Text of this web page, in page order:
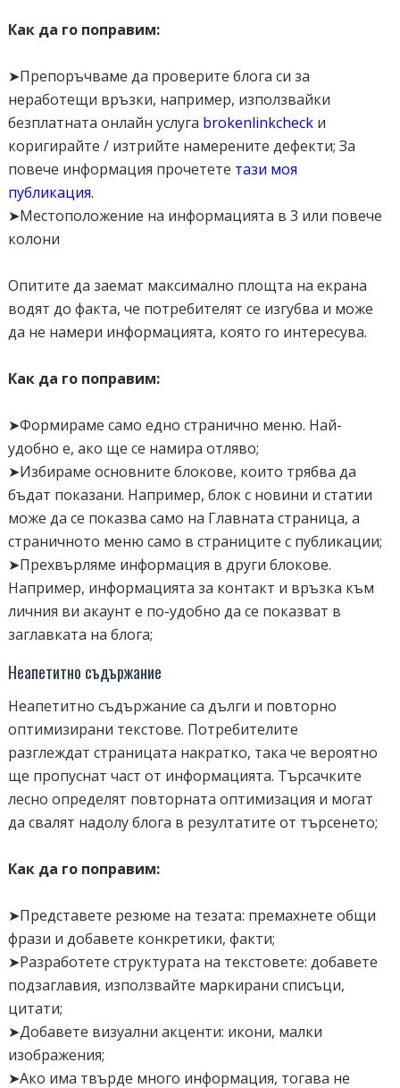
Как да го поправим:
➤Препоръчваме да проверите блога си за
неработещи връзки, например, използвайки
безплатната онлайн услуга brokenlinkcheckи
коригирайте / изтрийте намерените дефекти; За
повече информация прочетете тази моя
публикация.
➤Местоположение на информацията в 3 или повече
колони
Опитите да заемат максимално площта на екрана
водят до факта, че потребителят се изгубва и може
да не намери информацията, която го интересува.
Как да го поправим:
➤Формираме само едно странично меню. Най-
удобно е, ако ще се намира отляво;
➤Избираме основните блокове, които трябва да
бъдат показани. Например, блок с новини и статии
може да се показва само на Главната страница, а
страничното меню само в страниците с публикации;
➤Прехвърляме информация в други блокове.
Например, информацията за контакт и връзка към
личния ви акаунт е по-удобно да се показват в
заглавката на блога;
Неапетитно съдържание
Неапетитно съдържание са дълги и повторно
оптимизирани текстове. Потребителите
разглеждат страницата накратко, така че вероятно
ще пропуснат част от информацията. Търсачките
лесно определят повторната оптимизация и могат
да свалят надолу блога в резултатите от търсенето;
Как да го поправим:
➤Представете резюме на тезата: премахнете общи
фрази и добавете конкретики, факти;
➤Разработете структурата на текстовете: добавете
подзаглавия, използвайте маркирани списъци,
цитати;
➤Добавете визуални акценти: икони, малки
изображения;
➤Ако има твърде много информация, тогава не